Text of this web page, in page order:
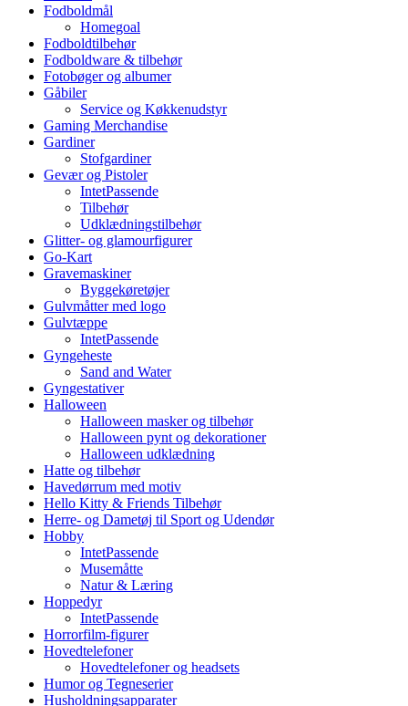
Fodboldmål
Homegoal
Fodboldtilbehør
Fodboldware & tilbehør
Fotobøger og albumer
Gåbiler
Service og Køkkenudstyr
Gaming Merchandise
Gardiner
Stofgardiner
Gevær og Pistoler
IntetPassende
Tilbehør
Udklædningstilbehør
Glitter- og glamourfigurer
Go-Kart
Gravemaskiner
Byggekøretøjer
Gulvmåtter med logo
Gulvtæppe
IntetPassende
Gyngeheste
Sand and Water
Gyngestativer
Halloween
Halloween masker og tilbehør
Halloween pynt og dekorationer
Halloween udklædning
Hatte og tilbehør
Havedørrum med motiv
Hello Kitty & Friends Tilbehør
Herre- og Dametøj til Sport og Udendør
Hobby
IntetPassende
Musemåtte
Natur & Læring
Hoppedyr
IntetPassende
Horrorfilm-figurer
Hovedtelefoner
Hovedtelefoner og headsets
Humor og Tegneserier
Husholdningsapparater